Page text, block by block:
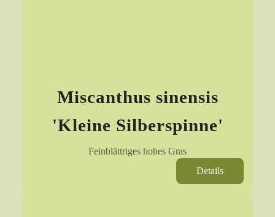
Miscanthus sinensis
'Kleine Silberspinne'
Feinblättriges hohes Gras
Details